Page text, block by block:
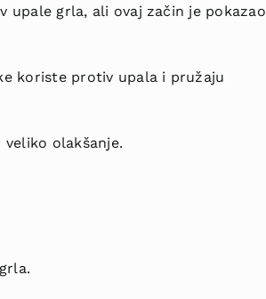
grla, ali ovaj začin je pokazao
koriste protiv upala i pružaju
olakšanje.